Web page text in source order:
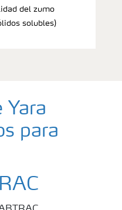
del zumo
solubles)
Yara
para